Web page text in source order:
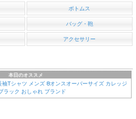
ボトムス
バッグ・鞄
アクセサリー
本日のオススメ
Tシャツ メンズ 8オンスオーバーサイズ カレッジ
ラック おしゃれ ブランド